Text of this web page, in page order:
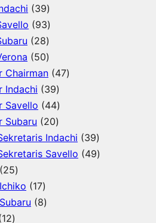
o
d
u
k
r
o
d
u
k
7
P
r
o
d
u
k
d
u
k
393
9
P
r
o
d
u
k
939
3
P
r
o
d
u
k
282
8
P
r
o
d
u
k
505
0
P
r
o
d
u
Chairman 474
o
d
Indachi 393
9
P
r
o
Savello 444
4
P
r
Subaru 202
0
P
Indachi 393
9
Savello 494
252
5
P
171
7
88
121